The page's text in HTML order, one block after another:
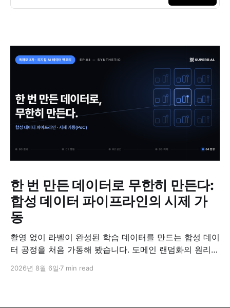
한 번 만든 데이터로 무한히 만든다:
합성 데이터 파이프라인의 시제 가
동
촬영 없이 라벨이 완성된 학습 데이터를 만드는 합성 데이
터 공정을 처음 가동해 봤습니다. 도메인 랜덤화의 원리와
리했습니다.
2026년 8월 6일 7 min read